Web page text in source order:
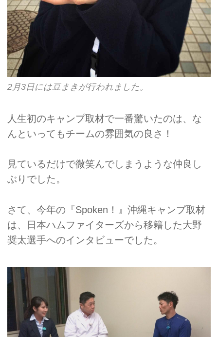
2月3日には豆まきが行われました。
人生初のキャンプ取材で一番驚いたのは、な
んといってもチームの雰囲気の良さ！
見ているだけで微笑んでしまうような仲良し
ぶりでした。
さて、今年の『Spoken！』沖縄キャンプ取材
は、日本ハムファイターズから移籍した大野
奨太選手へのインタビューでした。